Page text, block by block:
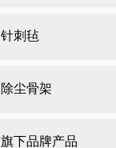
针刺毡
除尘骨架
旗下品牌产品